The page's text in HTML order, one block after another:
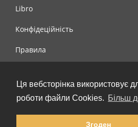
Ця вебсторінка використовує
роботи файли Cookies. Більш
Згоден
Libro
Конфідеційність
Правила